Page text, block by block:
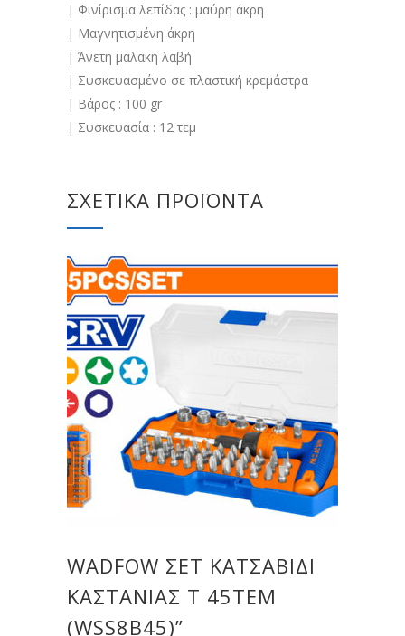
| Φινίρισμα λεπίδας : μαύρη άκρη
| Μαγνητισμένη άκρη
| Άνετη μαλακή λαβή
| Συσκευασμένο σε πλαστική κρεμάστρα
| Βάρος : 100 gr
| Συσκευασία : 12 τεμ
ΣΧΕΤΙΚΆ ΠΡΟΪΌΝΤΑ
WADFOW ΣΕΤ ΚΑΤΣΑΒΙΔΙ
ΚΑΣΤΑΝΙΑΣ Τ 45ΤΕΜ
(WSS8B45)”